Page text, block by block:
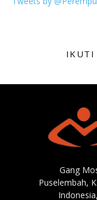
IKUTI
Gang
Puselembah,